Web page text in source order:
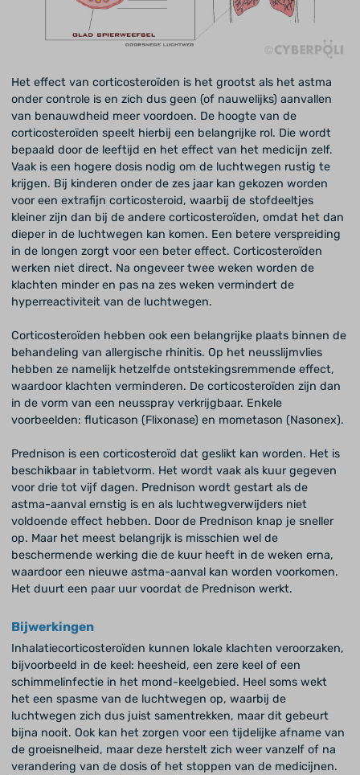
Het effect van corticosteroïden is het grootst als het astma
onder controle is en zich dus geen (of nauwelijks) aanvallen
van benauwdheid meer voordoen. De hoogte van de
corticosteroïden speelt hierbij een belangrijke rol. Die wordt
bepaald door de leeftijd en het effect van het medicijn zelf.
Vaak is een hogere dosis nodig om de luchtwegen rustig te
krijgen. Bij kinderen onder de zes jaar kan gekozen worden
voor een extrafijn corticosteroid, waarbij de stofdeeltjes
kleiner zijn dan bij de andere corticosteroïden, omdat het dan
dieper in de luchtwegen kan komen. Een betere verspreiding
in de longen zorgt voor een beter effect. Corticosteroïden
werken niet direct. Na ongeveer twee weken worden de
klachten minder en pas na zes weken vermindert de
hyperreactiviteit van de luchtwegen.
Corticosteroïden hebben ook een belangrijke plaats binnen de
behandeling van allergische rhinitis. Op het neusslijmvlies
hebben ze namelijk hetzelfde ontstekingsremmende effect,
waardoor klachten verminderen. De corticosteroïden zijn dan
in de vorm van een neusspray verkrijgbaar. Enkele
voorbeelden: fluticason (Flixonase) en mometason (Nasonex).
Prednison is een corticosteroïd dat geslikt kan worden. Het is
beschikbaar in tabletvorm. Het wordt vaak als kuur gegeven
voor drie tot vijf dagen. Prednison wordt gestart als de
astma-aanval ernstig is en als luchtwegverwijders niet
voldoende effect hebben. Door de Prednison knap je sneller
op. Maar het meest belangrijk is misschien wel de
beschermende werking die de kuur heeft in de weken erna,
waardoor een nieuwe astma-aanval kan worden voorkomen.
Het duurt een paar uur voordat de Prednison werkt.
Bijwerkingen
Inhalatiecorticosteroïden kunnen lokale klachten veroorzaken,
bijvoorbeeld in de keel: heesheid, een zere keel of een
schimmelinfectie in het mond-keelgebied. Heel soms wekt
het een spasme van de luchtwegen op, waarbij de
luchtwegen zich dus juist samentrekken, maar dit gebeurt
bijna nooit. Ook kan het zorgen voor een tijdelijke afname van
de groeisnelheid, maar deze herstelt zich weer vanzelf of na
verandering van de dosis of het stoppen van de medicijnen.